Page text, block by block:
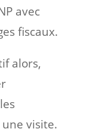
avec
fiscaux.
alors,
visite.